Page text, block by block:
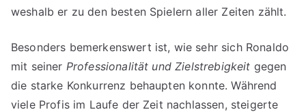
weshalb er zu den besten Spielern aller Zeiten zählt.
Besonders bemerkenswert ist, wie sehr sich Ronaldo
mit seiner Professionalität und Zielstrebigkeit gegen
die starke Konkurrenz behaupten konnte. Während
viele Profis im Laufe der Zeit nachlassen, steigerte